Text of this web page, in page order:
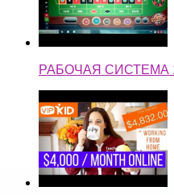
РАБОЧАЯ СИСТЕМА